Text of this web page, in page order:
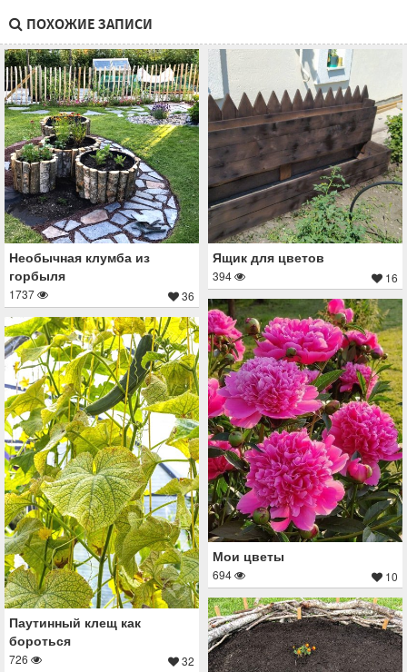
ПОХОЖИЕ ЗАПИСИ
Необычная клумба из
горбыля
1737 36
Ящик для цветов
394 16
Мои цветы
694 10
Паутинный клещ как
бороться
726 32